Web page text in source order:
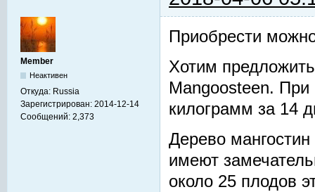
Member
Неактивен
Откуда: Russia
Зарегистрирован: 2014-12-14
Сообщений: 2,373
Приобрести
Хотим
Mangoosteen.
килограмм за 14
Дерево
имеют
около 25 плодов